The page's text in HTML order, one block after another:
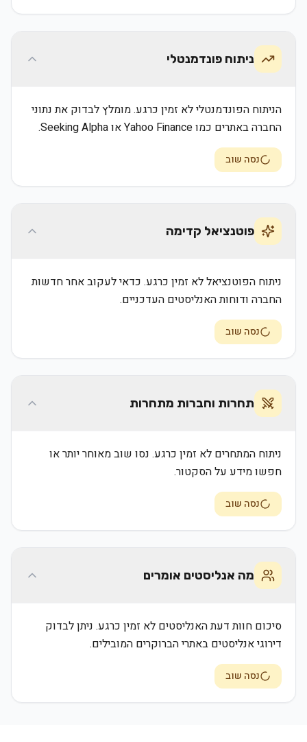
ניתוח פונדמנטלי
הניתוח הפונדמנטלי לא זמין כרגע. מומלץ לבדוק את נתוני
החברה באתרים כמו Yahoo Finance או Seeking Alpha.
נסה שוב
פוטנציאל קדימה
ניתוח הפוטנציאל לא זמין כרגע. כדאי לעקוב אחר חדשות
החברה ודוחות האנליסטים העדכניים.
נסה שוב
תחרות וחברות מתחרות
ניתוח המתחרים לא זמין כרגע. נסו שוב מאוחר יותר או
חפשו מידע על הסקטור.
נסה שוב
מה אנליסטים אומרים
סיכום חוות דעת האנליסטים לא זמין כרגע. ניתן לבדוק
דירוגי אנליסטים באתרי הברוקרים המובילים.
נסה שוב